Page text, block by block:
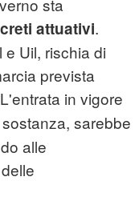
sta
attuativi.
Uil, rischia di
prevista
in vigore
sarebbe
alle